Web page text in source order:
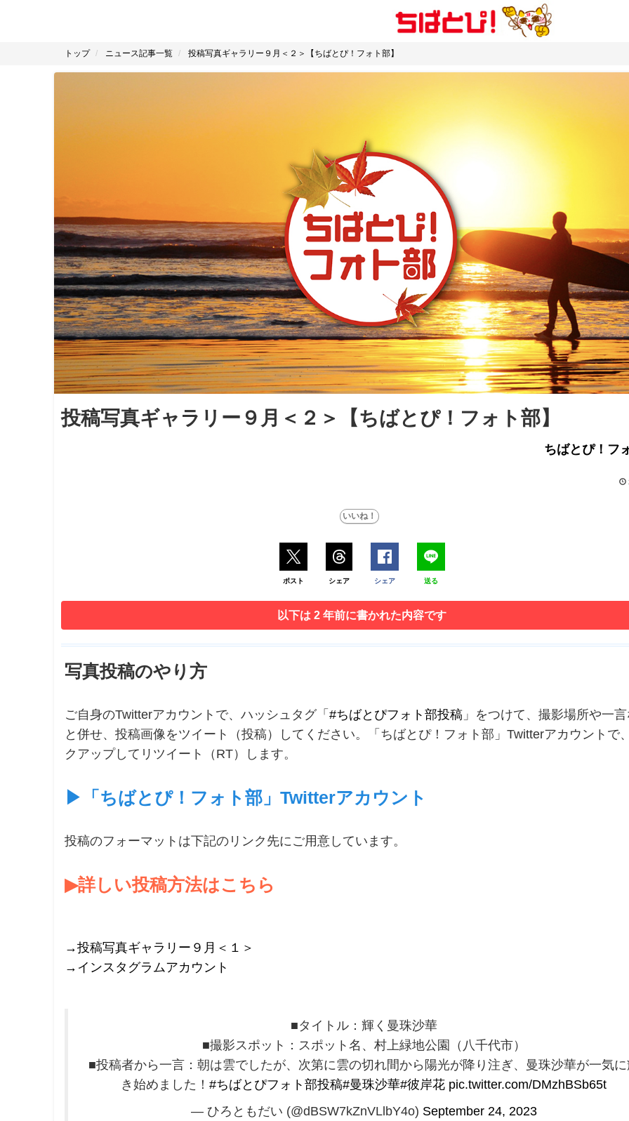
トップ ニュース記事一覧 投稿写真ギャラリー９月＜２＞【ちばとぴ！フォト部】
投稿写真ギャラリー９月＜２＞【ちばとぴ！フォト部】
ちばとぴ！フ
ポスト シェア シェア 送る
以下は 2 年前に書かれた内容です
写真投稿のやり方
ご自身のTwitterアカウントで、ハッシュタグ「 #ちばとぴフォト部投稿 」をつけて、撮影場所や一
と併せ、投稿画像をツイート（投稿）してください。「ちばとぴ！フォト部」Twitterアカウントで
クアップしてリツイート（RT）します。
▶︎「ちばとぴ！フォト部」Twitterアカウント
投稿のフォーマットは下記のリンク先にご用意しています。
▶︎詳しい投稿方法はこちら
→投稿写真ギャラリー９月＜１＞
→インスタグラムアカウント
■タイトル：輝く曼珠沙華
■撮影スポット：スポット名、村上緑地公園（八千代市）
■投稿者から一言：朝は雲でしたが、次第に雲の切れ間から陽光が降り注ぎ、曼珠沙華が一気
き始めました！#ちばとぴフォト部投稿#曼珠沙華#彼岸花 pic.twitter.com/DMzhBSb65t
— ひろともだい (@dBSW7kZnVLlbY4o) September 24, 2023